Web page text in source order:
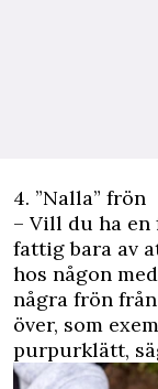
4. ”Nalla” frön
– Vill du ha
fattig bara av
hos någon
några frön
över, som
purpurklätt,